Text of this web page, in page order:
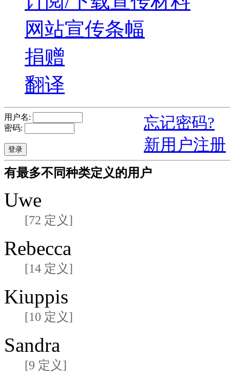
网站宣传条幅
捐赠
翻译
用户名:
密码:
忘记密码?
新用户注册
有最多不同种类定义的用户
Uwe
[72 定义]
Rebecca
[14 定义]
Kiuppis
[10 定义]
Sandra
[9 定义]